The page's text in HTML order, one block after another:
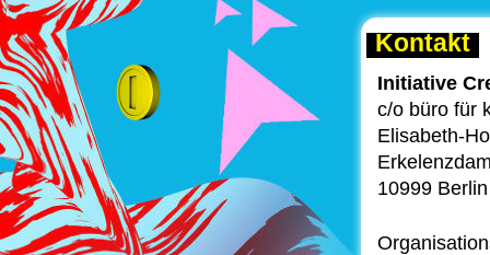
Kontakt
Initiative
c/o büro für
Elisabeth-
10999 Berlin